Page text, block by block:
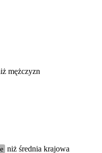
średnie
mężczyzn
niż średnia krajowa